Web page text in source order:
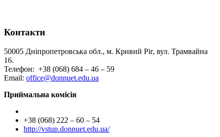
Контакти
50005 Дніпропетровська обл., м. Кривий Ріг, вул. Трамвайна
16.
Телефон: +38 (068) 684 – 46 – 59
Email: office@donnuet.edu.ua
Приймальна комісія
+38 (068) 222 – 60 – 54
http://vstup.donnuet.edu.ua/